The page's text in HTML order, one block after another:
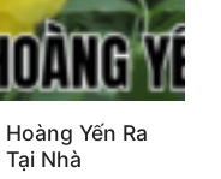
Yến Ra
Nhà